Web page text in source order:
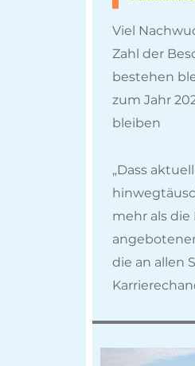
Viel
Zahl der
bestehen
zum Jahr
bleiben
„Dass
mehr als
die an allen